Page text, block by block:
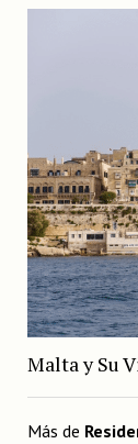
Malta y Su
Más de